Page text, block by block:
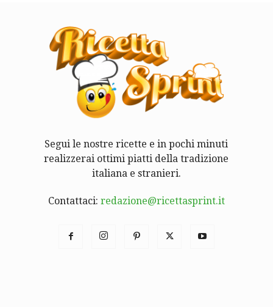
Segui le nostre ricette e in pochi minuti
realizzerai ottimi piatti della tradizione
italiana e stranieri.
Contattaci: redazione@ricettasprint.it